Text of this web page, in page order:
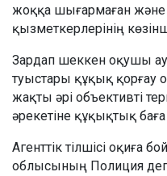
жоққа шығармаған және
қызметкерлерінің
Зардап шеккен оқушы
туыстары құқық қорғау
жақты әрі объективті
әрекетіне құқықтық
Агенттік тілшісі оқиға
облысының Полиция